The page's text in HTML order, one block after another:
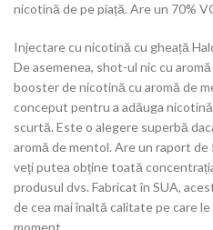
nicotină de pe piață. Are un 70%
Injectare cu nicotină cu gheață
De asemenea, shot-ul nic cu
booster de nicotină cu aromă de
conceput pentru a adăuga
scurtă. Este o alegere superbă
aromă de mentol. Are un raport
veți putea obține toată
produsul dvs. Fabricat în SUA,
de cea mai înaltă calitate pe care